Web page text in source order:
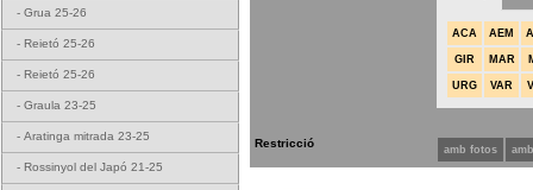
- Grua 25-26
- Reietó 25-26
- Reietó 25-26
- Graula 23-25
- Aratinga mitrada 23-25
- Rossinyol del Japó 21-25
ACA AEM
GIR MAR
URG VAR
Restricció amb fotos